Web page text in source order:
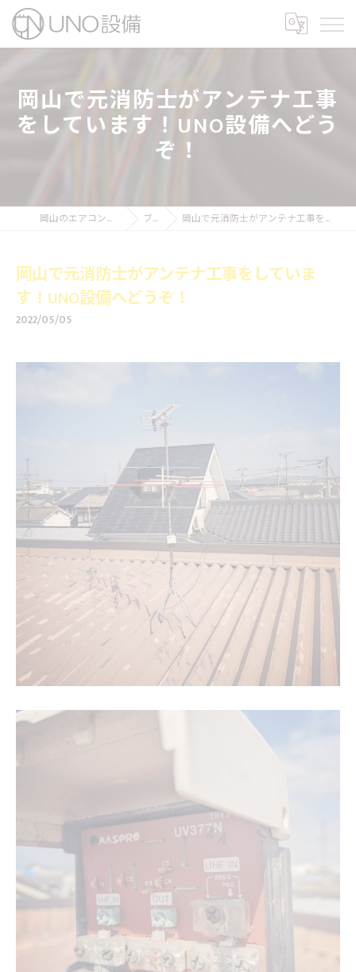
岡山で元消防士がアンテナ工事
をしています！UNO設備へどう
ぞ！
岡山のエアコン工事ならUNO設備 ブログ 岡山で元消防士がアンテナ工事をしています！UNO設備へどうぞ！
岡山で元消防士がアンテナ工事をしていま
す！UNO設備へどうぞ！
2022/05/05